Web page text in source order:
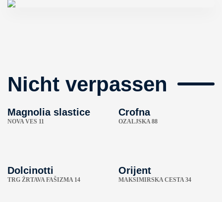
Nicht verpassen
Magnolia slastice
NOVA VES 11
Crofna
OZALJSKA 88
Dolcinotti
TRG ŽRTAVA FAŠIZMA 14
Orijent
MAKSIMIRSKA CESTA 34